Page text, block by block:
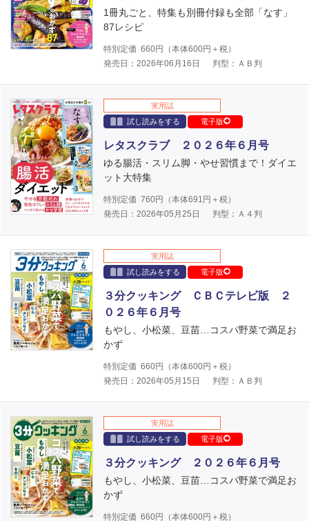
1冊丸ごと、特集も別冊付録も全部「なす」
87レシピ
特別定価 660円（本体600円＋税）
発売日：2026年06月16日
判型：ＡＢ判
実用誌
試し読みをする
電子版
レタスクラブ ２０２６年６月号
ゆる腸活・スリム脚・やせ習慣まで！ダイエ
ット大特集
特別定価 760円（本体691 円＋税）
発売日：2026年05月25日
判型：Ａ４判
実用誌
試し読みをする
電子版
３分クッキング ＣＢＣテレビ版 ２
０２６年６月号
もやし、小松菜、豆苗…コスパ野菜で満足お
かず
特別定価 660円（本体600円＋税）
発売日：2026年05月15日
判型：ＡＢ判
実用誌
試し読みをする
電子版
３分クッキング ２０２６年６月号
もやし、小松菜、豆苗…コスパ野菜で満足お
かず
特別定価 660円（本体600円＋税）